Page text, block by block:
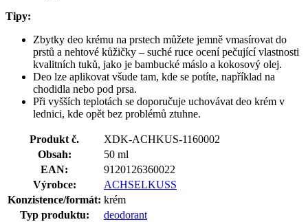
Tipy:
Zbytky deo krému na prstech můžete jemně vmasírovat do
prstů a nehtové kůžičky – suché ruce ocení pečující vlastnosti
kvalitních tuků, jako je bambucké máslo a kokosový olej.
Deo lze aplikovat všude tam, kde se potíte, například na
chodidla nebo pod prsa.
Při vyšších teplotách se doporučuje uchovávat deo krém v
lednici, kde opět bez problémů ztuhne.
Produkt č.
XDK-ACHKUS-1160002
Obsah:
50 ml
EAN:
9120126360022
Výrobce:
ACHSELKUSS
Konzistence/formát: krém
Typ produktu:
deodorant